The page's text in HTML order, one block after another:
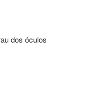
dos óculos